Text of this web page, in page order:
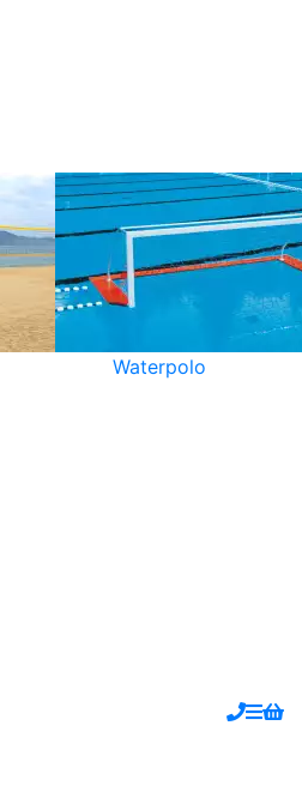
Waterpolo